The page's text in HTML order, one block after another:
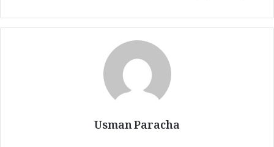
Usman Paracha